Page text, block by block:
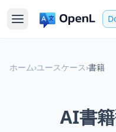
ホーム›ユースケース›書籍
AI書